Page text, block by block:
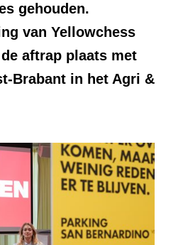
gehouden.
van Yellowchess
aftrap plaats met
Brabant in het Agri &